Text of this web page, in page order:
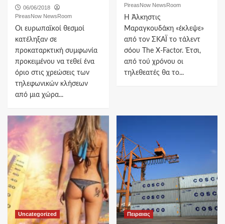
06/06/2018
PireasNow NewsRoom
Οι ευρωπαϊκοί θεσμοί
κατέληξαν σε
προκαταρκτική συμφωνία
προκειμένου να τεθεί ένα
όριο στις χρεώσεις των
τηλεφωνικών κλήσεων
από μια χώρα...
PireasNow NewsRoom
H Άλκηστις
Μαραγκουδάκη «έκλεψε»
από τον ΣΚΑΪ το τάλεντ
σόου The Χ-Factor. Έτσι,
από τού χρόνου οι
τηλεθεατές θα το...
Uncategorized Πειραιας